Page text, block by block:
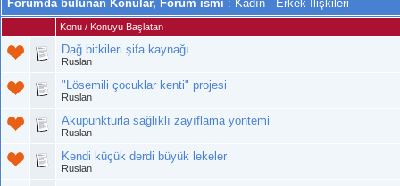
Forumda bulunan Konular, Forum ismi : Kadın - Erkek İlişkileri
Konu / Konuyu Başlatan
Dağ bitkileri şifa kaynağı
Ruslan
"Lösemili çocuklar kenti" projesi
Ruslan
Akupunkturla sağlıklı zayıflama yöntemi
Ruslan
Kendi küçük derdi büyük lekeler
Ruslan